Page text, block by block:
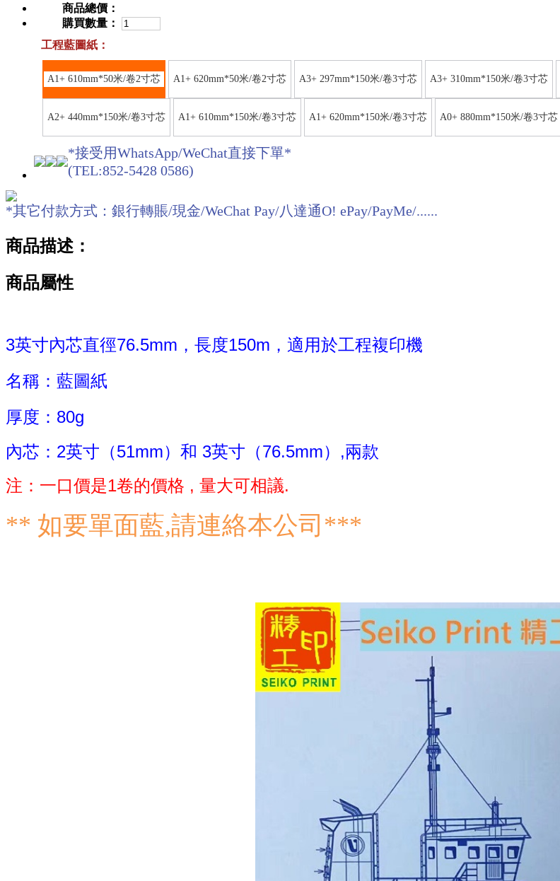
商品總價：
購買數量：
工程藍圖紙：
A1+ 610mm*50米/卷2寸芯 A1+ 620mm*50米/卷2寸芯 A3+ 297mm*150米/卷3寸芯 A3+ 310mm*150米/卷3寸芯
A2+ 440mm*150米/卷3寸芯 A1+ 610mm*150米/卷3寸芯 A1+ 620mm*150米/卷3寸芯 A0+ 880mm*150米/卷3寸芯
*接受用WhatsApp/WeChat直接下單*
(TEL:852-5428 0586)
*其它付款方式：銀行轉賬/現金/WeChat Pay/八達通O! ePay/PayMe/......
商品描述：
商品屬性
3英寸內芯直徑76.5mm ， 長度150m， 適用於工程複印機
名稱：藍圖紙
厚度：80g
內芯：2英寸（51mm）和 3英寸（76.5mm）,兩款
注：一口價是1卷的價格 , 量大可相議.
** 如要單面藍,請連絡本公司***